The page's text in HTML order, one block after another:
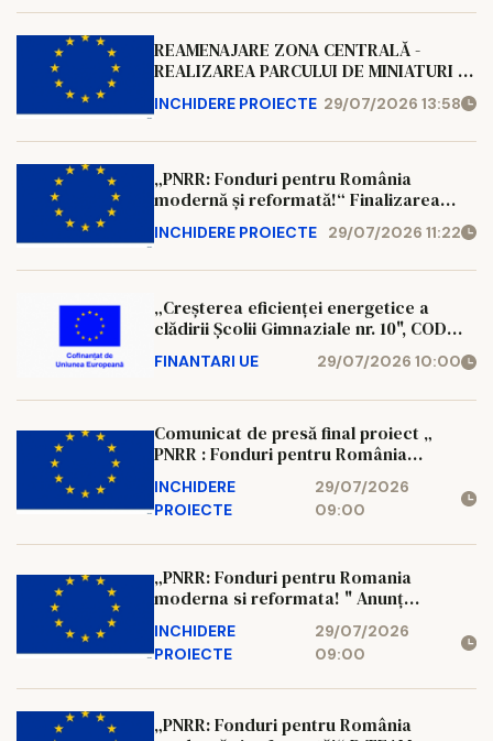
REAMENAJARE ZONA CENTRALĂ -
REALIZAREA PARCULUI DE MINIATURI ȘI
PORUMBESCU, ÎN ORAȘUL GURA
INCHIDERE PROIECTE 29/07/2026 13:58
„PNRR: Fonduri pentru România
modernă și reformată!“ Finalizarea
BIOGAZ PENTRU PRODUCȚIE ENERGIE
1000 KWE”
INCHIDERE PROIECTE 29/07/2026 11:22
„Creșterea eficienței energetice a
clădirii Școlii Gimnaziale nr. 10", COD
FINANTARI UE 29/07/2026 10:00
Comunicat de presă final proiect „
PNRR : Fonduri pentru România
proiecte gestionat de Ministerul
Mediului, Apelor și Pădurilor, finanțat
României Compo
INCHIDERE
PROIECTE
29/07/2026
09:00
„PNRR: Fonduri pentru Romania
moderna si reformata! " Anunț
27 iulie 2026 Beneficiar: Comuna
ADÂNCATA COMUNA ADÂNCATA, în
INCHIDERE
PROIECTE
29/07/2026
09:00
„PNRR: Fonduri pentru România